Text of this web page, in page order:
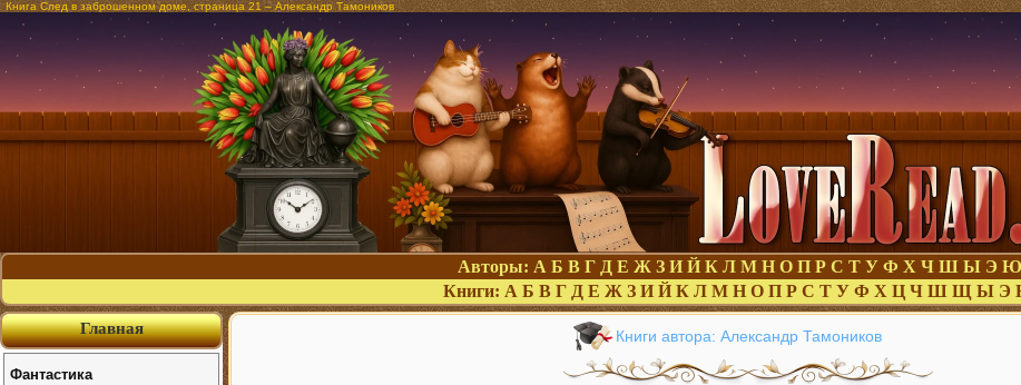
Книга След в заброшенном доме, страница 21 – Александр Тамоников
Авторы: А Б В Г Д Е Ж З И Й К Л М Н О П Р С Т У Ф Х Ч Ш Ы Э Ю
Книги: А Б В Г Д Е Ж З И Й К Л М Н О П Р С Т У Ф Х Ц Ч Ш Щ Ы Э
Книги автора: Александр Тамоников
Главная
Фантастика